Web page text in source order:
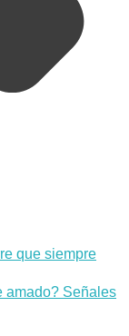
que siempre
amado? Señales